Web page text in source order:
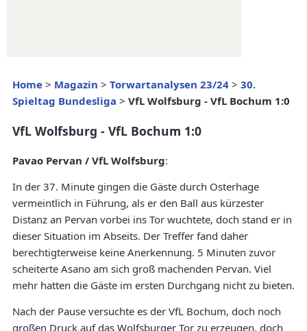
Home > Magazin > Torwartanalysen 23/24 > 30.
Spieltag Bundesliga > VfL Wolfsburg - VfL Bochum 1:0
VfL Wolfsburg - VfL Bochum 1:0
Pavao Pervan / VfL Wolfsburg:
In der 37. Minute gingen die Gäste durch Osterhage
vermeintlich in Führung, als er den Ball aus kürzester
Distanz an Pervan vorbei ins Tor wuchtete, doch stand er in
dieser Situation im Abseits. Der Treffer fand daher
berechtigterweise keine Anerkennung. 5 Minuten zuvor
scheiterte Asano am sich groß machenden Pervan. Viel
mehr hatten die Gäste im ersten Durchgang nicht zu bieten.
Nach der Pause versuchte es der VfL Bochum, doch noch
großen Druck auf das Wolfsburger Tor zu erzeugen, doch